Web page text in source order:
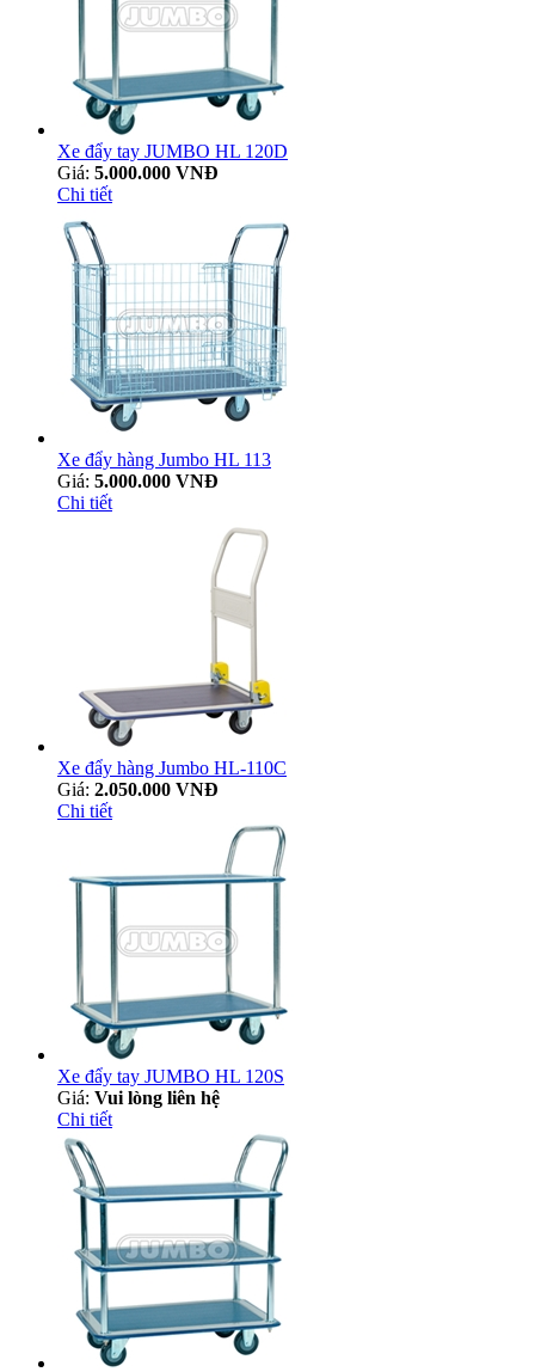
Xe đẩy tay JUMBO HL 120D
Giá: 5.000.000 VNĐ
Chi tiết
Xe đẩy hàng Jumbo HL 113
Giá: 5.000.000 VNĐ
Chi tiết
Xe đẩy hàng Jumbo HL-110C
Giá: 2.050.000 VNĐ
Chi tiết
Xe đẩy tay JUMBO HL 120S
Giá: Vui lòng liên hệ
Chi tiết